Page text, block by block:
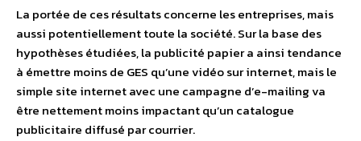
La portée de ces résultats concerne les entreprises, mais
aussi potentiellement toute la société. Sur la base des
hypothèses étudiées, la publicité papier a ainsi tendance
à émettre moins de GES qu’une vidéo sur internet, mais le
simple site internet avec une campagne d’e-mailing va
être nettement moins impactant qu’un catalogue
publicitaire diffusé par courrier.